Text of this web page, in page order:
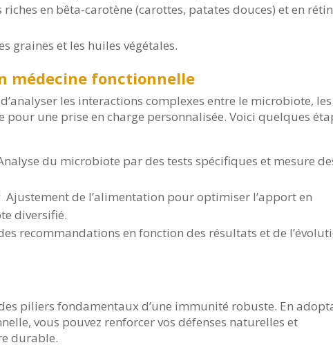
en bêta-carotène (carottes, patates douces) et en
graines et les huiles végétales.
médecine fonctionnelle
les interactions complexes entre le microbiote, les
une prise en charge personnalisée. Voici quelques
du microbiote par des tests spécifiques et mesure
Ajustement de l’alimentation pour optimiser l’apport en
diversifié.
recommandations en fonction des résultats et de
piliers fondamentaux d’une immunité robuste. En
vous pouvez renforcer vos défenses naturelles et
durable.